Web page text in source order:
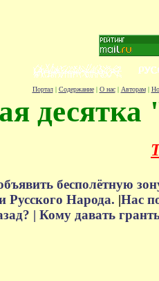
Портал| Содержание| О нас| Авторам|
десятка
бесполётную
Русского Народа. |Нас
| Кому давать